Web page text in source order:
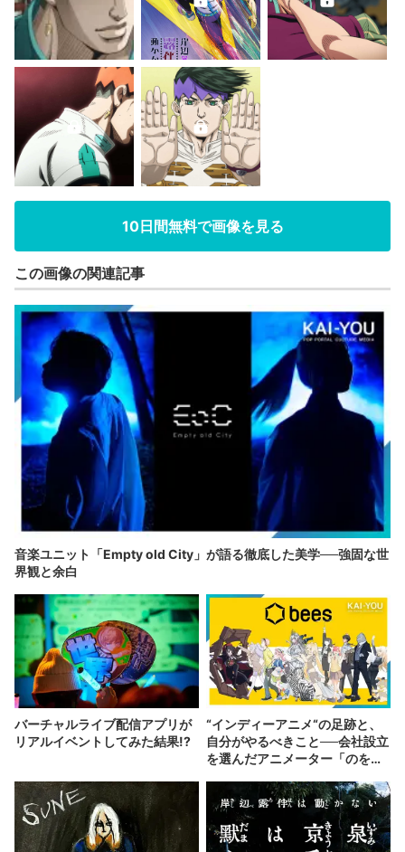
10日間無料で画像を見る
この画像の関連記事
音楽ユニット「Empty old City」が語る徹底した美学──強固な世
界観と余白
バーチャルライブ配信アプリが
リアルイベントしてみた結果!?
“インディーアニメ“の足跡と、
自分がやるべきこと──会社設立
を選んだアニメーター「のを